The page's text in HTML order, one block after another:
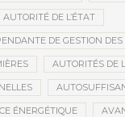
AUTORITÉ DE L’ÉTAT
DE GESTION DES
AUTORITÉS DE
ÉNERGÉTIQUE